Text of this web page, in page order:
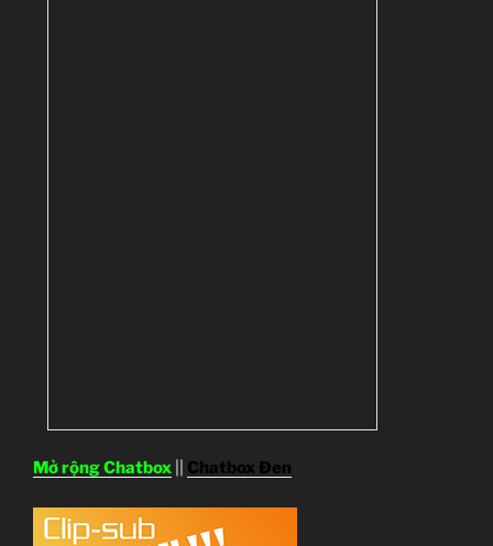
Mở rộng Chatbox Chatbox Đen